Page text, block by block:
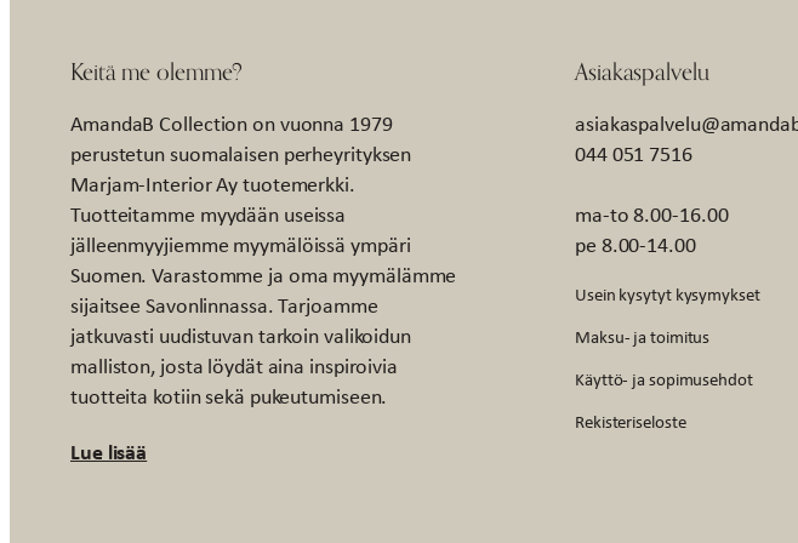
Keitä me olemme?
AmandaB Collection on vuonna 1979
perustetun suomalaisen perheyrityksen
Marjam-Interior Ay tuotemerkki.
Tuotteitamme myydään useissa
jälleenmyyjiemme myymälöissä ympäri
Suomen. Varastomme ja oma myymälämme
sijaitsee Savonlinnassa. Tarjoamme
jatkuvasti uudistuvan tarkoin valikoidun
malliston, josta löydät aina inspiroivia
tuotteita kotiin sekä pukeutumiseen.
Lue lisää
Asiakaspalvelu
044 051 7516
ma-to 8.00-16.00
pe 8.00-14.00
Usein kysytyt kysymykset
Maksu- ja toimitus
Käyttö- ja sopimusehdot
Rekisteriseloste